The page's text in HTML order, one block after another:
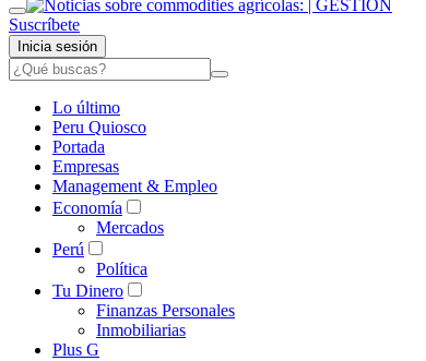
Suscríbete
Inicia sesión
Lo último
Peru Quiosco
Portada
Empresas
Management & Empleo
Economía
Mercados
Perú
Política
Tu Dinero
Finanzas Personales
Inmobiliarias
Plus G